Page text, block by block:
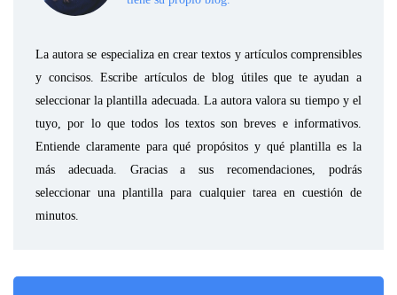
La autora se especializa en crear textos y artículos comprensibles
y concisos. Escribe artículos de blog útiles que te ayudan a
seleccionar la plantilla adecuada. La autora valora su tiempo y el
tuyo, por lo que todos los textos son breves e informativos.
Entiende claramente para qué propósitos y qué plantilla es la
más adecuada. Gracias a sus recomendaciones, podrás
seleccionar una plantilla para cualquier tarea en cuestión de
minutos.